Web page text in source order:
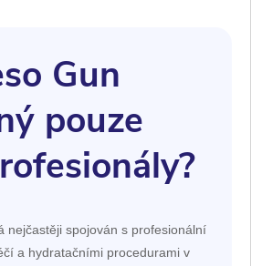
Gun
pouze
nejčastěji spojován s profesionální
a hydratačními procedurami v